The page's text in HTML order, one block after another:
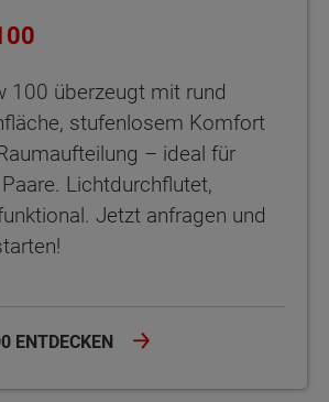
100 überzeugt mit rund
stufenlosem Komfort
– ideal für
Lichtdurchflutet,
Jetzt anfragen und
ENTDECKEN